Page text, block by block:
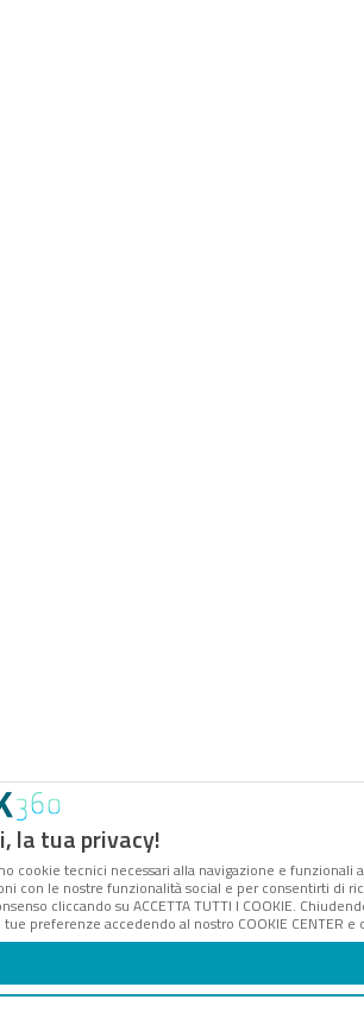
la tua privacy!
cookie tecnici necessari alla navigazione e
con le nostre funzionalità social e per consentirti di
cliccando su ACCETTA TUTTI I COOKIE.
preferenze accedendo al nostro COOKIE